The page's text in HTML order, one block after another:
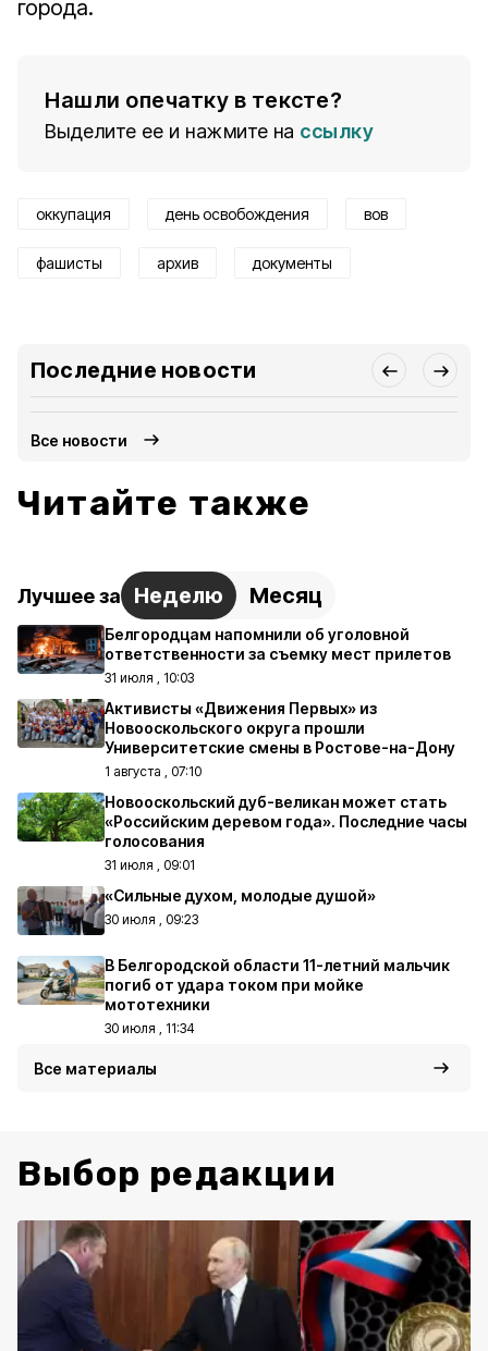
города.
Нашли опечатку в тексте?
Выделите ее и нажмите на ссылку
оккупация день освобождения вов
фашисты архив документы
Последние новости
Все новости
Читайте также
Лучшее за Неделю Месяц
Белгородцам напомнили об уголовной
ответственности за съемку мест прилетов
31 июля , 10:03
Активисты «Движения Первых» из
Новооскольского округа прошли
Университетские смены в Ростове-на-Дону
1 августа , 07:10
Новооскольский дуб-великан может стать
«Российским деревом года». Последние часы
голосования
31 июля , 09:01
«Сильные духом, молодые душой»
30 июля , 09:23
В Белгородской области 11-летний мальчик
погиб от удара током при мойке
мототехники
30 июля , 11:34
Все материалы
Выбор редакции